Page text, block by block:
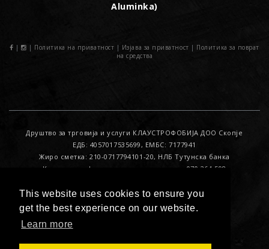
This website uses cookies to ensure you
get the best experience on our website.
Learn more
Aluminka)
| | Политика на приватност | Изјава за приватност | Политика за поврат
на средства
Друштво за трговија и услуги КЛАУСТРОФОБИЈА ДОО Скопје
ЕДБ: 4057017535699, ЕМБС: 7177941
Жиро сметка: 210-0717794101-20, НЛБ Тутунска банка
Контакт за офицер за лични податоци : 070 264 598
© 2017. All Rights Reserved. Developed by